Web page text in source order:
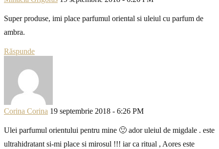
Super produse, imi place parfumul oriental si uleiul cu parfum de
ambra.
Răspunde
Corina Corina 19 septembrie 2018 - 6:26 PM
Ulei parfumul orientului pentru mine 🙂 ador uleiul de migdale . este
ultrahidratant si-mi place si mirosul !!! iar ca ritual , Aores este